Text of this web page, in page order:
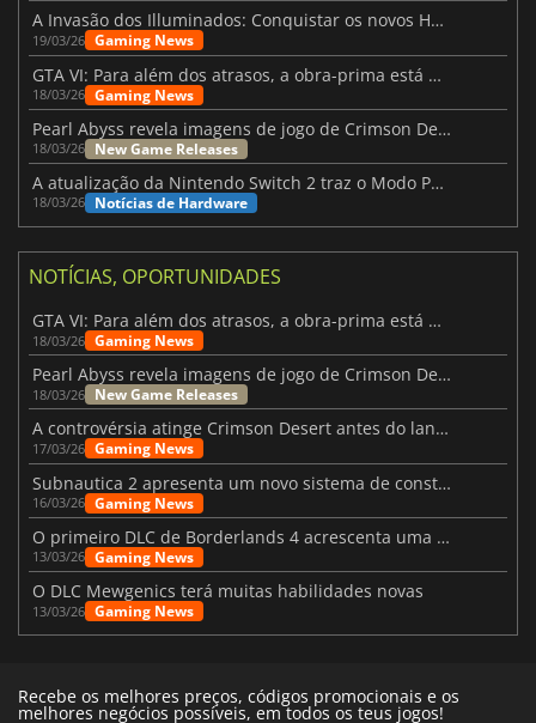
A Invasão dos Illuminados: Conquistar os novos Helldivers 2 Atualização!
19/03/26 Gaming News
GTA VI: Para além dos atrasos, a obra-prima está quase a chegar
18/03/26 Gaming News
Pearl Abyss revela imagens de jogo de Crimson Desert para a PS5
18/03/26 New Game Releases
A atualização da Nintendo Switch 2 traz o Modo Portátil aos jogos mais antigos da Switch
18/03/26 Notícias de Hardware
NOTÍCIAS, OPORTUNIDADES
GTA VI: Para além dos atrasos, a obra-prima está quase a chegar
18/03/26 Gaming News
Pearl Abyss revela imagens de jogo de Crimson Desert para a PS5
18/03/26 New Game Releases
A controvérsia atinge Crimson Desert antes do lançamento
17/03/26 Gaming News
Subnautica 2 apresenta um novo sistema de construção de bases
16/03/26 Gaming News
O primeiro DLC de Borderlands 4 acrescenta uma nova personagem e muito mais
13/03/26 Gaming News
O DLC Mewgenics terá muitas habilidades novas
13/03/26 Gaming News
Recebe os melhores preços, códigos promocionais e os
melhores negócios possíveis, em todos os teus jogos!